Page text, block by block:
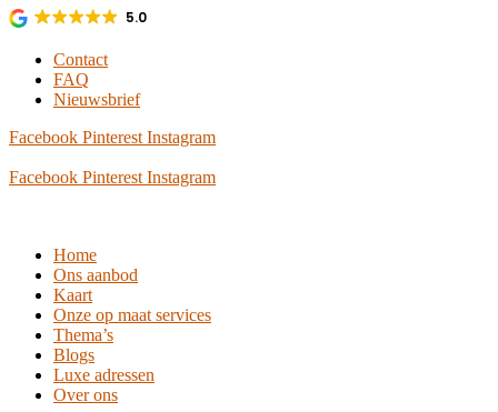
Ga
inhoud
5.0
Contact
FAQ
Nieuwsbrief
Facebook Pinterest Instagram
Facebook Pinterest Instagram
Home
Ons aanbod
Kaart
Onze op maat services
Thema’s
Blogs
Luxe adressen
Over ons